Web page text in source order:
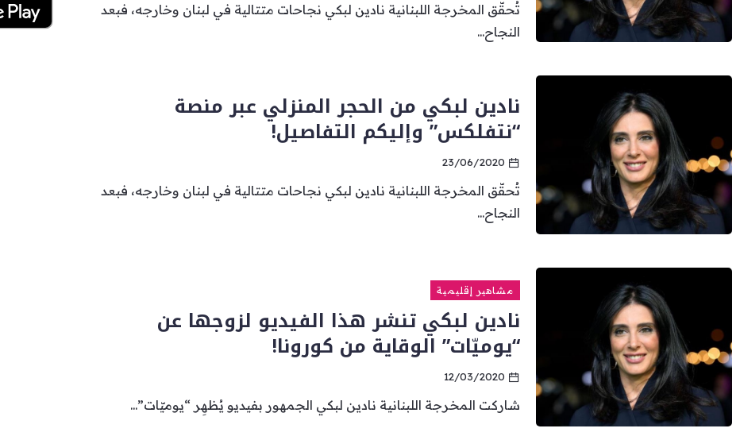
تُحقّق المخرجة اللبنانية نادين لبكي نجاحات متتالية في لبنان وخارجه، فبعد
النجاح...
نادين لبكي من الحجر المنزلي عبر منصة
“نتفلكس” وإليكم التفاصيل!
23/06/2020
تُحقّق المخرجة اللبنانية نادين لبكي نجاحات متتالية في لبنان وخارجه، فبعد
النجاح...
مشاهير إقليمية
نادين لبكي تنشر هذا الفيديو لزوجها عن
“يوميّات” الوقاية من كورونا!
12/03/2020
شاركت المخرجة اللبنانية نادين لبكي الجمهور بفيديو يُظهِر “يوميّات”...